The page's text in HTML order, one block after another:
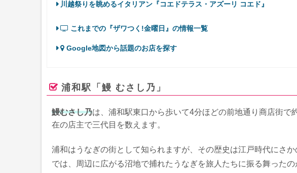
川越祭りを眺めるイタリアン『コエドテラス・アズーリ コエド』
これまでの『ザワつく!金曜日』の情報一覧
Google地図から話題のお店を探す
浦和駅「鰻 むさし乃」
鰻むさし乃は、浦和駅東口から歩いて4分ほどの前地通り商店街で
在の店主で三代目を数えます。
浦和はうなぎの街として知られますが、その歴史は江戸時代にさ
では、周辺に広がる沼地で捕れたうなぎを旅人たちに振る舞った